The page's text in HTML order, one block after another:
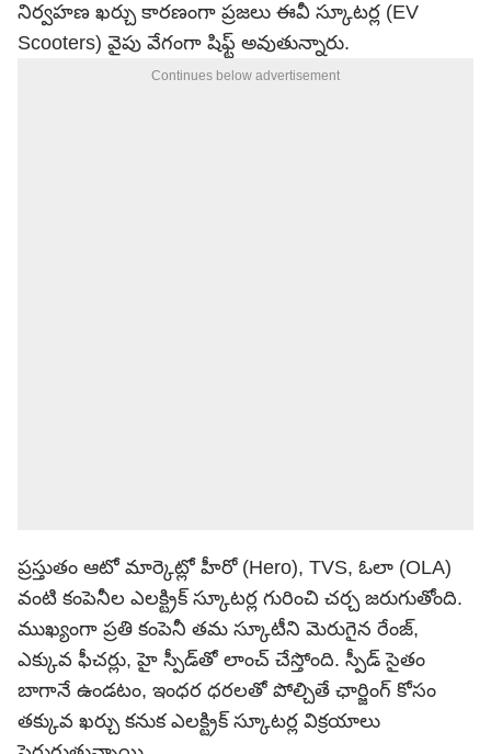
నిర్వహణ ఖర్చు కారణంగా ప్రజలు ఈవీ స్కూటర్ల (EV
Scooters) వైపు వేగంగా షిఫ్ట్ అవుతున్నారు.
Continues below advertisement
ప్రస్తుతం ఆటో మార్కెట్లో హీరో (Hero), TVS, ఓలా (OLA)
వంటి కంపెనీల ఎలక్ట్రిక్ స్కూటర్ల గురించి చర్చ జరుగుతోంది.
ముఖ్యంగా ప్రతి కంపెనీ తమ స్కూటీని మెరుగైన రేంజ్,
ఎక్కువ ఫీచర్లు, హై స్పీడ్‌తో లాంచ్ చేస్తోంది. స్పీడ్ సైతం
బాగానే ఉండటం, ఇంధర ధరలతో పోల్చితే ఛార్జింగ్ కోసం
తక్కువ ఖర్చు కనుక ఎలక్ట్రిక్ స్కూటర్ల విక్రయాలు